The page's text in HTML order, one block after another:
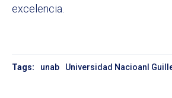
excelencia.
Tags: unab Universidad Nacioanl